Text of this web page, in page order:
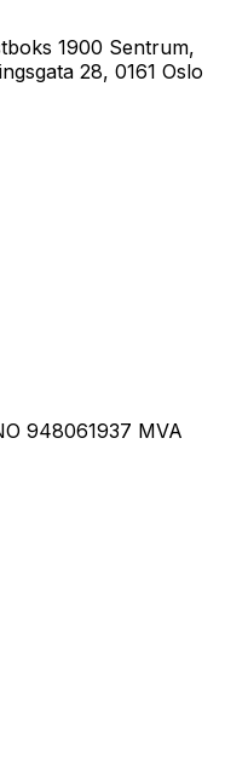
1900 Sentrum,
28, 0161 Oslo
948061937 MVA